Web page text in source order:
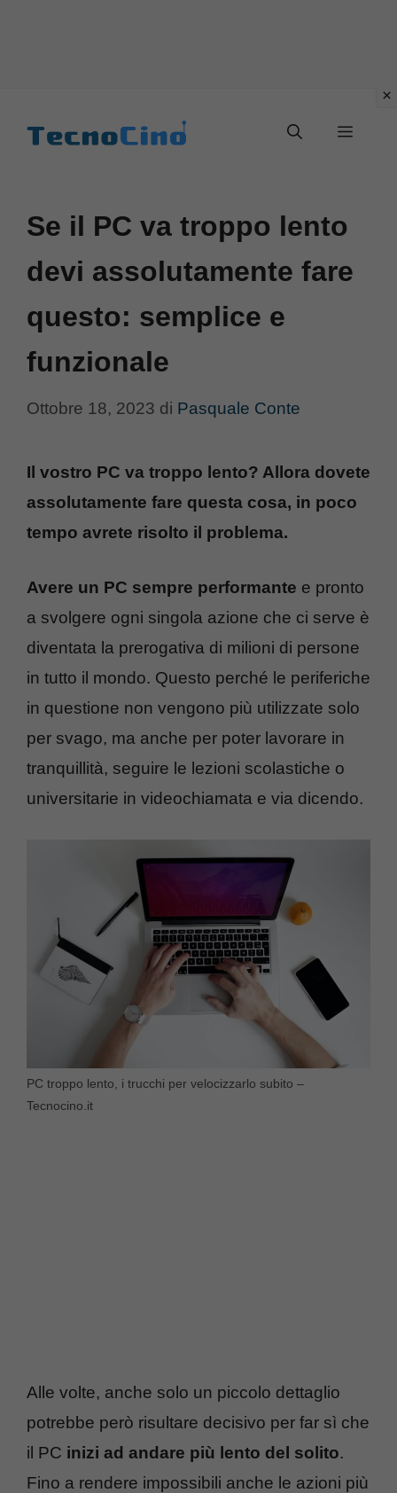
Menu
Se il PC va troppo lento
devi assolutamente fare
questo: semplice e
funzionale
Ottobre 18, 2023 di Pasquale Conte
Il vostro PC va troppo lento? Allora dovete
assolutamente fare questa cosa, in poco
tempo avrete risolto il problema.
Avere un PC sempre performante e pronto
a svolgere ogni singola azione che ci serve è
diventata la prerogativa di milioni di persone
in tutto il mondo. Questo perché le periferiche
in questione non vengono più utilizzate solo
per svago, ma anche per poter lavorare in
tranquillità, seguire le lezioni scolastiche o
universitarie in videochiamata e via dicendo.
PC troppo lento, i trucchi per velocizzarlo subito –
Tecnocino.it
Alle volte, anche solo un piccolo dettaglio
potrebbe però risultare decisivo per far sì che
il PC inizi ad andare più lento del solito.
Fino a rendere impossibili anche le azioni più